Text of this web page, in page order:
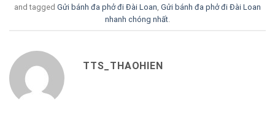
and tagged Gửi bánh đa phở đi Đài Loan Gửi bánh đa phở đi Đài Loan
nhanh chóng nhất
TTS_THAOHIEN